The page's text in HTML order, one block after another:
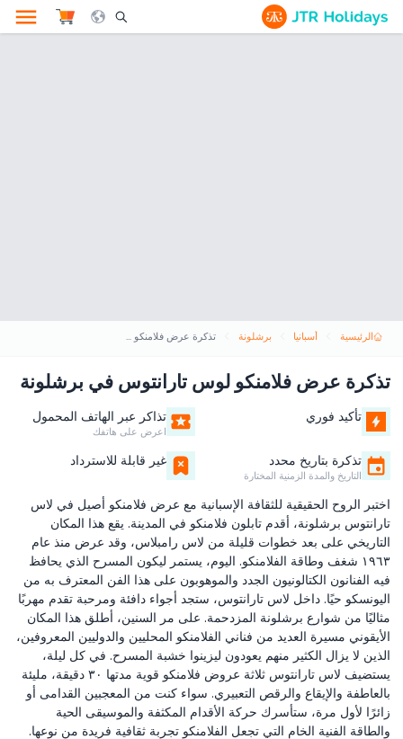
Search Opener Icon
الرئيسية أسبانيا برشلونة تذكرة عرض فلامنكو لوس تارانتوس في برشلونة
تذكرة عرض فلامنكو لوس تارانتوس في برشلونة
تأكيد فوري تذاكر عبر الهاتف المحمول
اعرض على هاتفك
تذكرة بتاريخ محدد
التاريخ والمدة الزمنية المختارة
غير قابلة للاسترداد
اختبر الروح الحقيقية للثقافة الإسبانية مع عرض فلامنكو أصيل في لاس
تارانتوس برشلونة، أقدم تابلون فلامنكو في المدينة. يقع هذا المكان
التاريخي على بعد خطوات قليلة من لاس رامبلاس، وقد عرض منذ عام
١٩٦٣ شغف وطاقة الفلامنكو. اليوم، يستمر ليكون المسرح الذي يحافظ
فيه الفنانون الكتالونيون الجدد والموهوبون على هذا الفن المعترف به من
اليونسكو حيًا. داخل لاس تارانتوس، ستجد أجواء دافئة ومرحبة تقدم مهربًا
مثاليًا من شوارع برشلونة المزدحمة. على مر السنين، أطلق هذا المكان
الأيقوني مسيرة العديد من فناني الفلامنكو المحليين والدوليين المعروفين،
الذين لا يزال الكثير منهم يعودون ليزينوا خشبة المسرح. في كل ليلة،
يستضيف لاس تارانتوس ثلاثة عروض فلامنكو قوية مدتها ٣٠ دقيقة، مليئة
بالعاطفة والإيقاع والرقص التعبيري. سواء كنت من المعجبين القدامى أو
زائرًا لأول مرة، ستأسرك حركة الأقدام المكثفة والموسيقى الحية
والطاقة الفنية الخام التي تجعل الفلامنكو تجربة ثقافية فريدة من نوعها.